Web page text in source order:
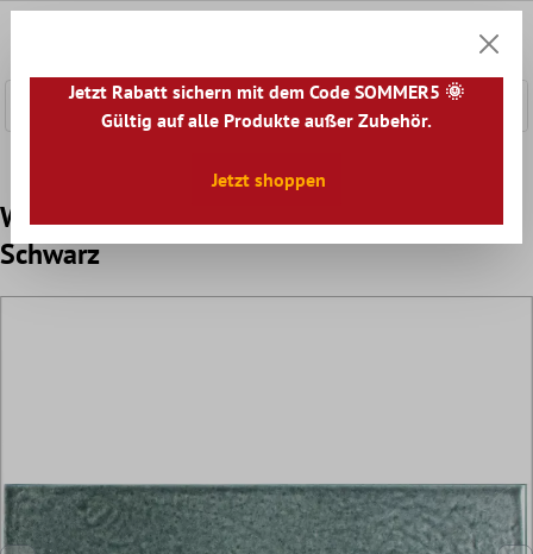
Wandfliese Open Air Gewellt 6x24cm
Schwarz
Jetzt Rabatt sichern mit dem Code SOMMER5 🌞
Gültig auf alle Produkte außer Zubehör.
Jetzt shoppen